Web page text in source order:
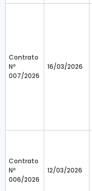
Contrato
Nº
007/2026
16/03/2026
Contrato
Nº
006/2026
12/03/2026